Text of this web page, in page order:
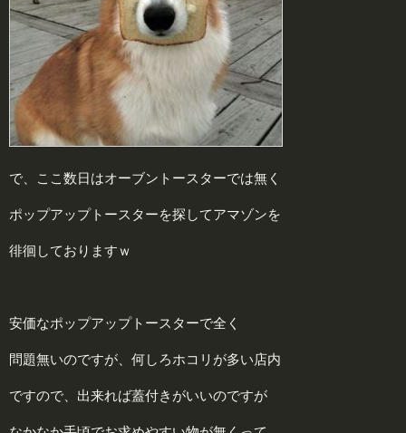
で、ここ数日はオーブントースターでは無く
ポップアップトースターを探してアマゾンを
徘徊しておりますｗ
安価なポップアップトースターで全く
問題無いのですが、何しろホコリが多い店内
ですので、出来れば蓋付きがいいのですが